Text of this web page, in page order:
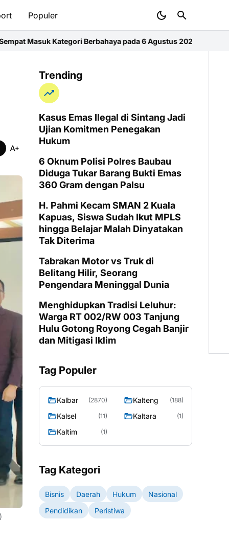
Populer
pada 6 Agustus 2026Semarak HUT RI Ke-81, Dinas
Trending
Kasus Emas Ilegal di Sintang Jadi
Ujian Komitmen Penegakan
Hukum
6 Oknum Polisi Polres Baubau
Diduga Tukar Barang Bukti Emas
360 Gram dengan Palsu
H. Pahmi Kecam SMAN 2 Kuala
Kapuas, Siswa Sudah Ikut MPLS
hingga Belajar Malah Dinyatakan
Tak Diterima
Tabrakan Motor vs Truk di
Belitang Hilir, Seorang
Pengendara Meninggal Dunia
Menghidupkan Tradisi Leluhur:
Warga RT 002/RW 003 Tanjung
Hulu Gotong Royong Cegah Banjir
dan Mitigasi Iklim
Tag Populer
Kalbar (2870) Kalteng (188)
Kalsel (11) Kaltara (1)
Kaltim (1)
Tag Kategori
Bisnis Daerah Hukum
Nasional
Pendidikan
Peristiwa